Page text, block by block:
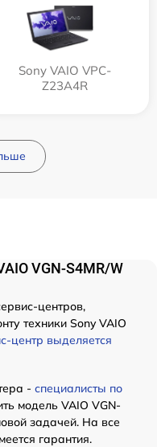
Sony VAIO VPC-
Z23A4R
VGN-S4MR/W
центров,
техники Sony VAIO
центр выделяется
- специалисты по
модель VAIO VGN-
задачей. На все
гарантия.